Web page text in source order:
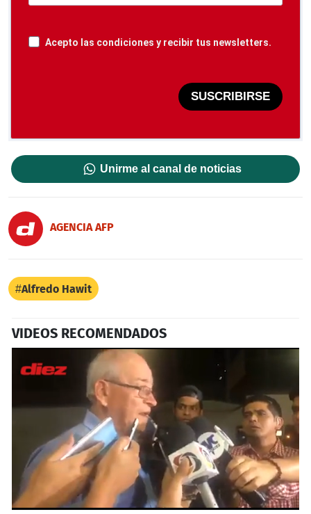
Acepto las condiciones y recibir tus newsletters.
SUSCRIBIRSE
Unirme al canal de noticias
AGENCIA AFP
Alfredo Hawit
VIDEOS RECOMENDADOS